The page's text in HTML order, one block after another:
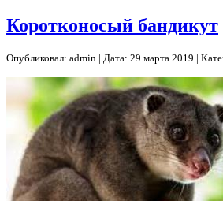
Коротконосый бандикут
Опубликовал: admin | Дата: 29 марта 2019 |